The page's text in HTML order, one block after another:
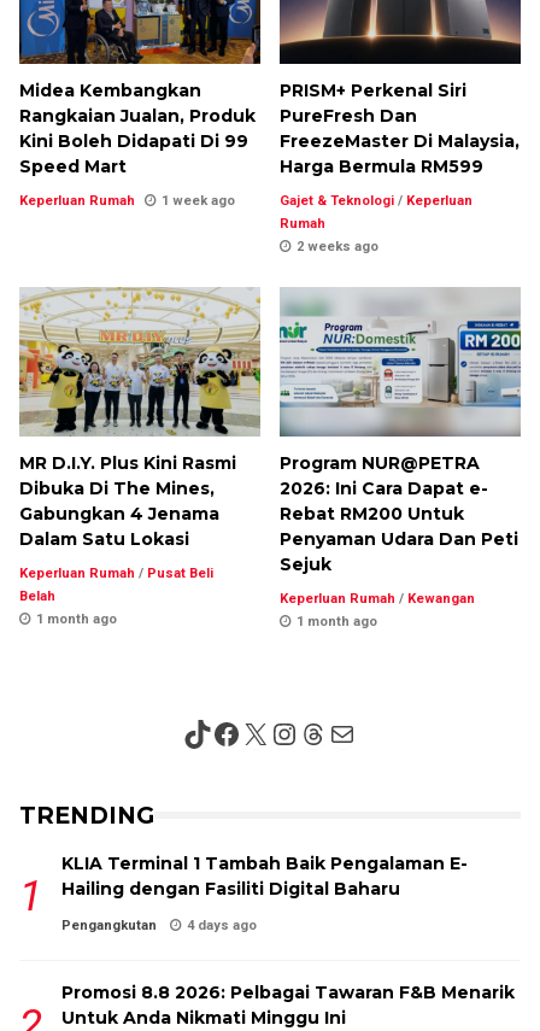
Midea Kembangkan
Rangkaian Jualan, Produk
Kini Boleh Didapati Di 99
Speed Mart
Keperluan Rumah 1 week ago
PRISM+ Perkenal Siri
PureFresh Dan
FreezeMaster Di Malaysia,
Harga Bermula RM599
Gajet & Teknologi / Keperluan
Rumah
2 weeks ago
MR D.I.Y. Plus Kini Rasmi
Dibuka Di The Mines,
Gabungkan 4 Jenama
Dalam Satu Lokasi
Keperluan Rumah / Pusat Beli
Belah
1 month ago
Program NUR@PETRA
2026: Ini Cara Dapat e-
Rebat RM200 Untuk
Penyaman Udara Dan Peti
Sejuk
Keperluan Rumah / Kewangan
1 month ago
TikTok
Facebook
X Instagram
Threads
Mail
TRENDING
KLIA Terminal 1 Tambah Baik Pengalaman E-
Hailing dengan Fasiliti Digital Baharu
Pengangkutan 4 days ago
Promosi 8.8 2026: Pelbagai Tawaran F&B Menarik
Untuk Anda Nikmati Minggu Ini